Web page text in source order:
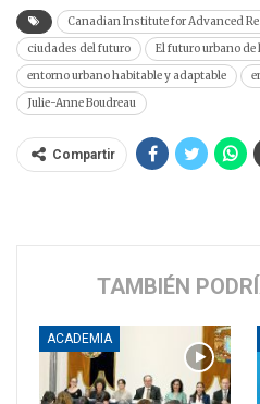
Canadian Institute for Advanced
ciudades del futuro
El futuro urbano
entorno urbano habitable y adaptable
Julie-Anne Boudreau
Compartir
TAMBIÉN
ACADEMIA